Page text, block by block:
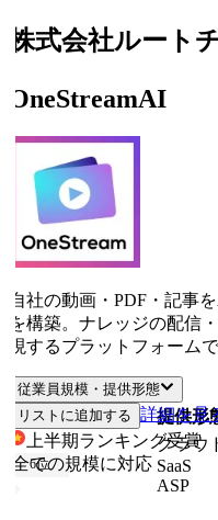
式会社ルートチ
社の動画・PDF・記事を
構築。ナレッジの配信・
するプラットフォームで
従業員規模・提供形態
従業員規模 提供形態
ての規模に対応
クラウド
SaaS
ASP
リストに追加する 詳細を見る
上半期ランキング受賞
6位